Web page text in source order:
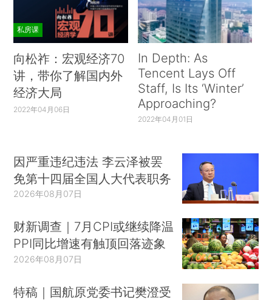
私房课
向松祚：宏观经济70
讲，带你了解国内外
经济大局
2022年04月06日
In Depth: As
Tencent Lays Off
Staff, Is Its ‘Winter’
Approaching?
2022年04月01日
因严重违纪违法 李云泽被罢
免第十四届全国人大代表职务
2026年08月07日
财新调查｜7月CPI或继续降温
PPI同比增速有触顶回落迹象
2026年08月07日
特稿｜国航原党委书记樊澄受